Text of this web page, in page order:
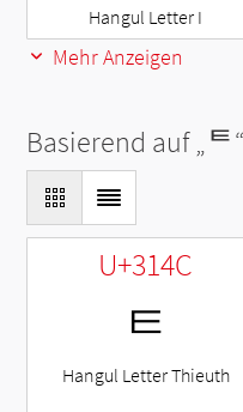
Hangul Letter I
Mehr Anzeigen
Basierend auf „ᄐ
U+314C
ㅌ
Hangul Letter Thieuth